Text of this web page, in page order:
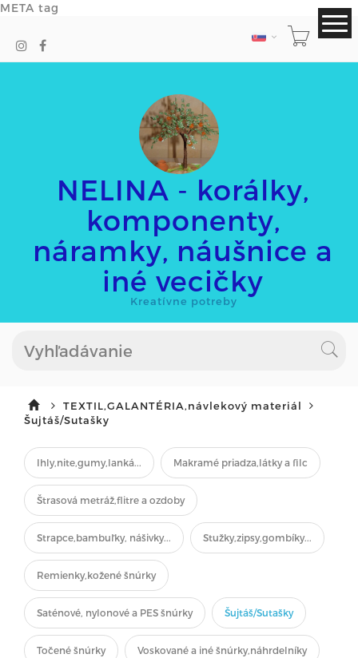
META tag
JAZYK
NELINA - korálky,
komponenty,
náramky, náušnice a
iné vecičky
Kreatívne potreby
TEXTIL,GALANTÉRIA,návlekový materiál
Šujtáš/Sutašky
Ihly,nite,gumy,lanká... Makramé priadza,látky a filc
Štrasová metráž,flitre a ozdoby
Strapce,bambuľky, nášivky... Stužky,zipsy,gombíky...
Remienky,kožené šnúrky
Saténové, nylonové a PES šnúrky Šujtáš/Sutašky
Točené šnúrky Voskované a iné šnúrky,náhrdelníky